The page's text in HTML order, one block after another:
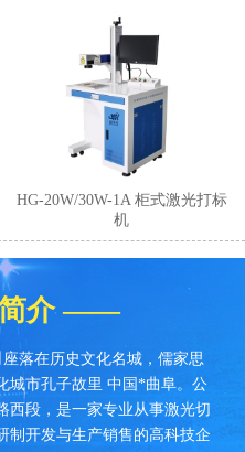
HG-20W/30W-1A 柜式激光打标
机
介 ——
座落在历史文化名城，儒家思
城市孔子故里 中国*曲阜。公
西段，是一家专业从事激光切
制开发与生产销售的高科技企